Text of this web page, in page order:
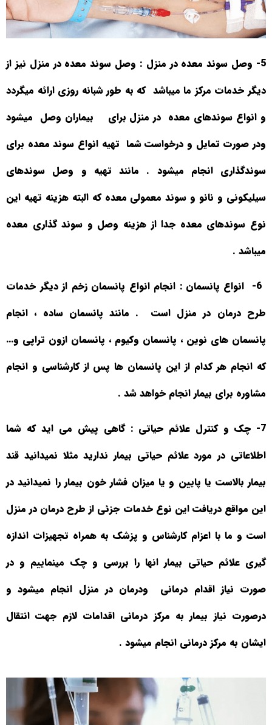
5- وصل سوند معده در منزل
: وصل سوند معده در منزل نیز از
دیگر خدمات مرکز ما میباشد که به طور شبانه روزی ارائه میگردد
و انواع سوندهای معده در منزل برای بیماران وصل میشود
ودر صورت تمایل و درخواست شما تهیه انواع سوند معده برای
سوندگذاری انجام میشود . مانند تهیه و وصل سوندهای
سیلیکونی و نانو و سوند معمولی معده که البته هزینه تهیه این
نوع سوندهای معده جدا از هزینه وصل و سوند گذاری معده
میباشد .
انواع پانسمان : انجام انواع پانسمان زخم از دیگر خدمات
طرح درمان در منزل است
. مانند پانسمان ساده ، انجام
پانسمان های نوین ، پانسمان وکیوم ، پانسمان ازون تراپی و…
که انجام هر کدام از این پانسمان ها پس از کارشناسی و انجام
مشاوره برای بیمار انجام خواهد شد .
7- چک و کنترل علائم حیاتی : گاهی پیش می اید که شما
اطلاعاتی در مورد علائم حیاتی بیمار ندارید مثلا نمیدانید قند
بیمار بالاست یا پایین و یا میزان فشار خون بیمار را نمیدانید در
این مواقع دریافت این نوع خدمات جزئی از طرح درمان در منزل
است و ما با اعزام کارشناس و پزشک به همراه تجهیزات اندازه
گیری علائم حیاتی بیمار انها را بررسی و چک مینماییم و در
صورت نیاز اقدام درمانی
ودرمان در منزل انجام میشود و
درصورت نیاز بیمار به مرکز درمانی اقدامات لازم جهت انتقال
ایشان به مرکز درمانی انجام میشود .